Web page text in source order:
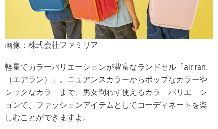
画像：株式会社ファミリア
軽量でカラーバリエーションが豊富なランドセル『air ran.
（エアラン）』。ニュアンスカラーからポップなカラーや
シックなカラーまで、男女問わず使えるカラーバリエーシ
ョンで、ファッションアイテムとしてコーディネートを楽
しむことができますよ。